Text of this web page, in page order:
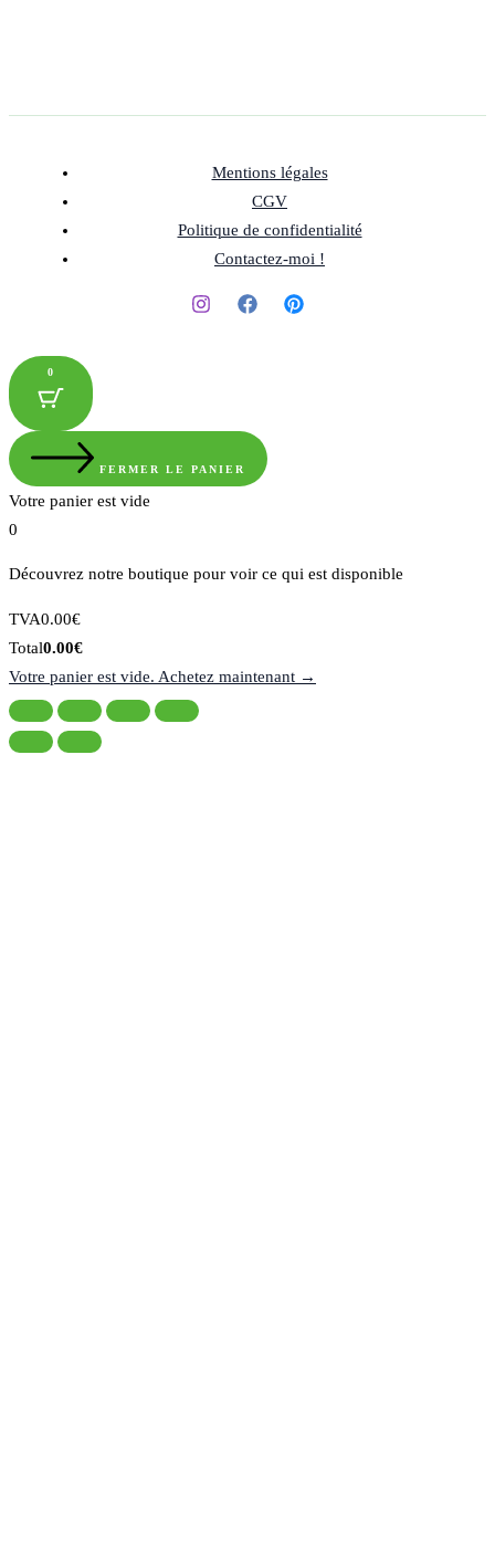
Mentions légales
CGV
Politique de confidentialité
Contactez-moi !
0
FERMER LE PANIER
Votre panier est vide
0
Découvrez notre boutique pour voir ce qui est disponible
Montant
de
la
taxe:
TVA0.00€
Total
du
panier:
Total0.00€
Votre panier est vide. Achetez maintenant →